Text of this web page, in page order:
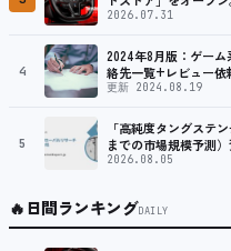
ング／フライトシム
2026.07.31
4
2024年8月版：ゲー
絡先一覧+レビュー依
更新 2024.08.19
5
「高純度タングステ
までの市場規模予測
2026.08.05
🔥日間ランキングDAILY